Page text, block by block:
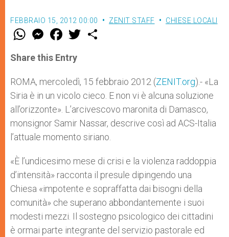
FEBBRAIO 15, 2012 00:00 ZENIT STAFF CHIESE LOCALI
W
t
s
p
p
M
e
s
e
g
e
r
F
a
e
b
o
k
w
r
Share this Entry
ROMA, mercoledì, 15 febbraio 2012 (ZENIT.org).- «La
Siria è in un vicolo cieco. E non vi è alcuna soluzione
all’orizzonte». L’arcivescovo maronita di Damasco,
monsignor Samir Nassar, descrive così ad ACS-Italia
l’attuale momento siriano.
«È l’undicesimo mese di crisi e la violenza raddoppia
d’intensità» racconta il presule dipingendo una
Chiesa «impotente e sopraffatta dai bisogni della
comunità» che superano abbondantemente i suoi
modesti mezzi. Il sostegno psicologico dei cittadini
è ormai parte integrante del servizio pastorale ed